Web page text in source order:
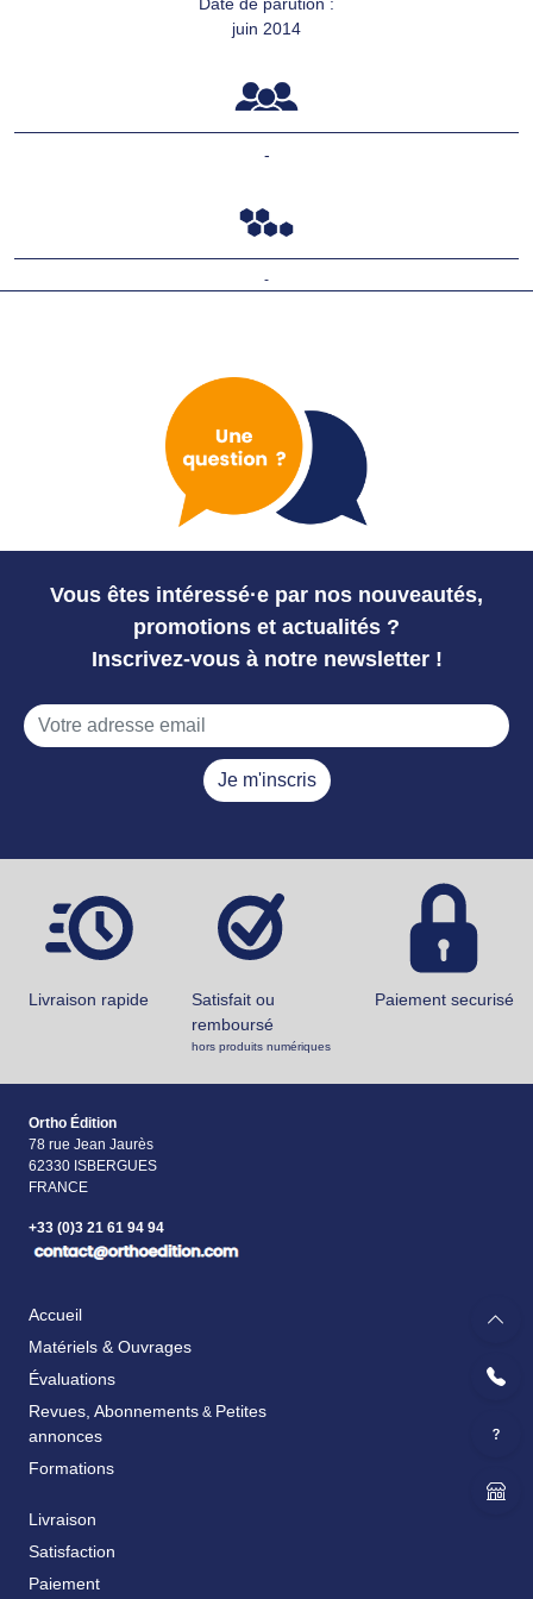
Date de parution :
juin 2014
-
-
Vous êtes intéressé·e par nos nouveautés,
promotions et actualités ?
Inscrivez-vous à notre newsletter !
Je m'inscris
Livraison rapide
Satisfait ou
remboursé
hors produits numériques
Paiement securisé
Ortho Édition
78 rue Jean Jaurès
62330 ISBERGUES
FRANCE
+33 (0)3 21 61 94 94
Accueil
Matériels & Ouvrages
Évaluations
Revues, Abonnements & Petites
annonces
Formations
Livraison
Satisfaction
Paiement